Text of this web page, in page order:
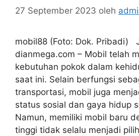
27 September 2023 oleh
mobil88 (Foto: Dok. Pribadi)
dianmega.com – Mobil telah
kebutuhan pokok dalam
saat ini. Selain berfungsi
transportasi, mobil juga
status sosial dan gaya hidup
Namun, memiliki mobil baru
tinggi tidak selalu menjadi